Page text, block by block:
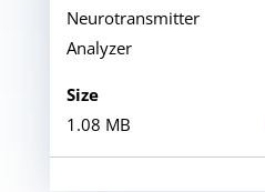
Neurotransmitter
Analyzer
1.08 MB